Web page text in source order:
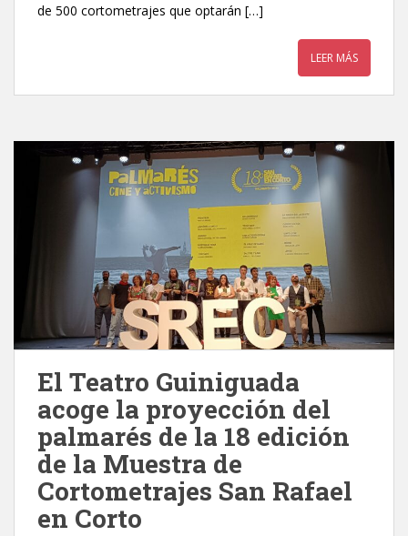
de 500 cortometrajes que optarán […]
LEER MÁS
El Teatro Guiniguada
acoge la proyección del
palmarés de la 18 edición
de la Muestra de
Cortometrajes San Rafael
en Corto